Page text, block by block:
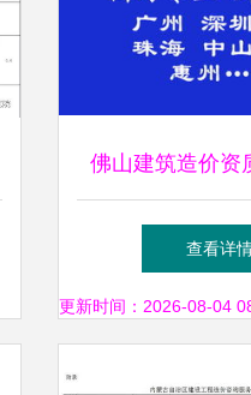
佛山建筑造价资
工程造价咨询资
查看详
更新时间：2026-08-04